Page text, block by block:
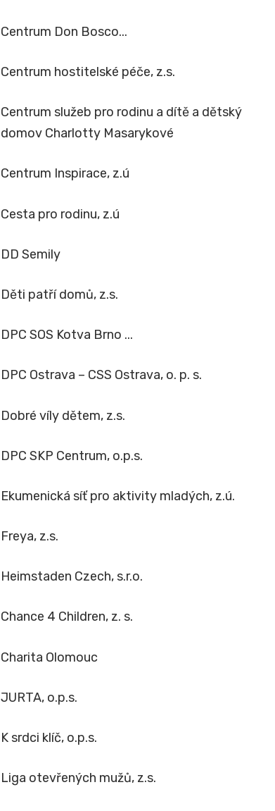
Centrum Don Bosco...
Centrum hostitelské péče, z.s.
Centrum služeb pro rodinu a dítě a dětský
domov Charlotty Masarykové
Centrum Inspirace, z.ú
Cesta pro rodinu, z.ú
DD Semily
Děti patří domů, z.s.
DPC SOS Kotva Brno ...
DPC Ostrava – CSS Ostrava, o. p. s.
Dobré víly dětem, z.s.
DPC SKP Centrum, o.p.s.
Ekumenická síť pro aktivity mladých, z.ú.
Freya, z.s.
Heimstaden Czech, s.r.o.
Chance 4 Children, z. s.
Charita Olomouc
JURTA, o.p.s.
K srdci klíč, o.p.s.
Liga otevřených mužů, z.s.